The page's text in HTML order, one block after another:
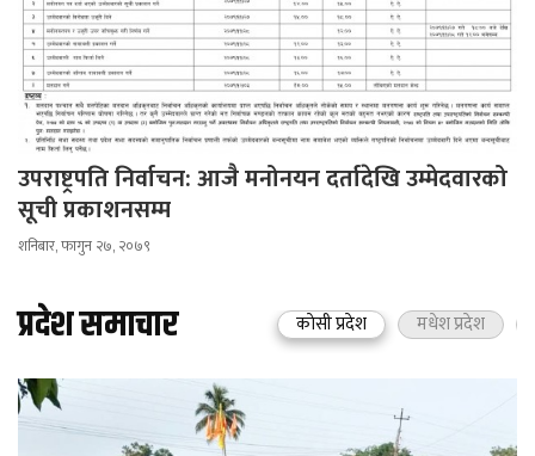
उपराष्ट्रपति निर्वाचन: आजै मनोनयन दर्तादेखि उम्मेदवारको
सूची प्रकाशनसम्म
शनिबार, फागुन २७, २०७९
प्रदेश समाचार काेसी प्रदेश मधेश प्रदेश